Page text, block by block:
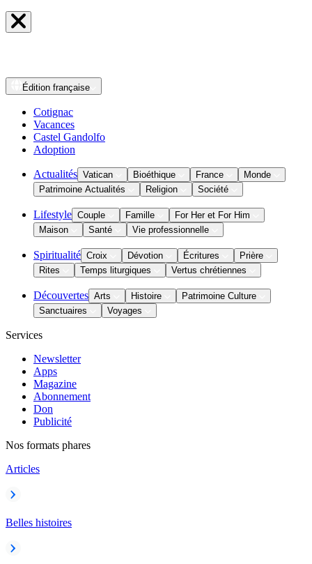
Édition française
Cotignac
Vacances
Castel Gandolfo
Adoption
Actualités Vatican Bioéthique France
Monde
Patrimoine Actualités
Religion Société
Lifestyle Couple Famille
For Her et For Him
Maison
Santé Vie professionnelle
Spiritualité Croix Dévotion Écritures
Prière
Rites
Temps liturgiques Vertus chrétiennes
Découvertes Arts Histoire
Patrimoine Culture
Sanctuaires
Voyages
Services
Newsletter
Apps
Magazine
Abonnement
Don
Publicité
Nos formats phares
Articles
Belles histoires